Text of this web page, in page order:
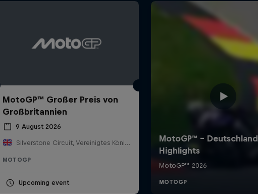
MotoGP™ Großer Preis von
Großbritannien
9 August 2026
Silverstone Circuit, Vereinigtes Königreich
MOTOGP
Upcoming event